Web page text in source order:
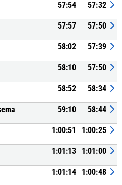
57:54 57:32
57:57 57:50
58:02 57:39
58:10 57:50
58:52 58:34
59:10 58:44
1:00:51 1:00:25
1:01:13 1:01:00
1:01:14 1:00:48